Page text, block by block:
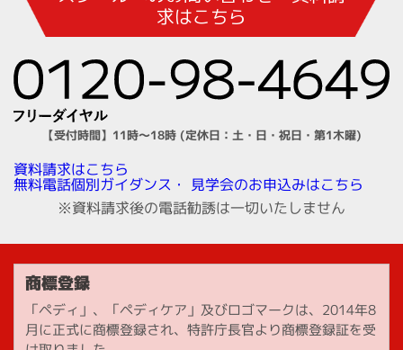
求はこちら
【受付時間】11時～18時 (定休日：土・日・祝日・第1木曜)
資料請求はこちら
無料電話個別ガイダンス・ 見学会のお申込みはこちら
※資料請求後の電話勧誘は一切いたしません
商標登録
「ペディ」、「ペディケア」及びロゴマークは、2014年8
月に正式に商標登録され、特許庁長官より商標登録証を受